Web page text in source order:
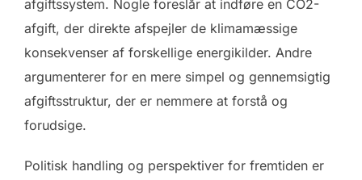
afgiftssystem. Nogle foreslår at indføre en CO2-
afgift, der direkte afspejler de klimamæssige
konsekvenser af forskellige energikilder. Andre
argumenterer for en mere simpel og gennemsigtig
afgiftsstruktur, der er nemmere at forstå og
forudsige.
Politisk handling og perspektiver for fremtiden er